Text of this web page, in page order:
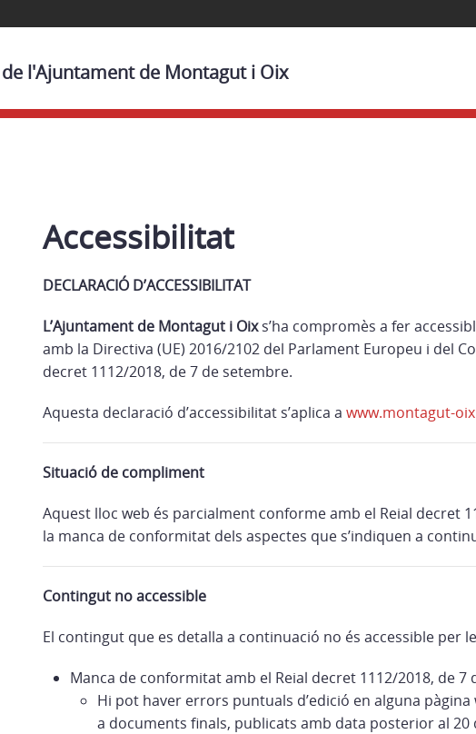
l'Ajuntament de Montagut i Oix
Accessibilitat
DECLARACIÓ D’ACCESSIBILITAT
L’Ajuntament de Montagut i Oixs’ha compromès a fer
amb la Directiva (UE) 2016/2102 del Parlament Europeu i del
decret 1112/2018, de 7 de setembre.
Aquesta declaració d’accessibilitat s’aplica a www.montagut-
Situació de compliment
Aquest lloc web és parcialment conforme amb el Reial decret
la manca de conformitat dels aspectes que s’indiquen a
Contingut no accessible
El contingut que es detalla a continuació no és accessible per
Manca de conformitat amb el Reial decret 1112/2018, de 7
Hi pot haver errors puntuals d’edició en alguna
a documents finals, publicats amb data posterior al 20